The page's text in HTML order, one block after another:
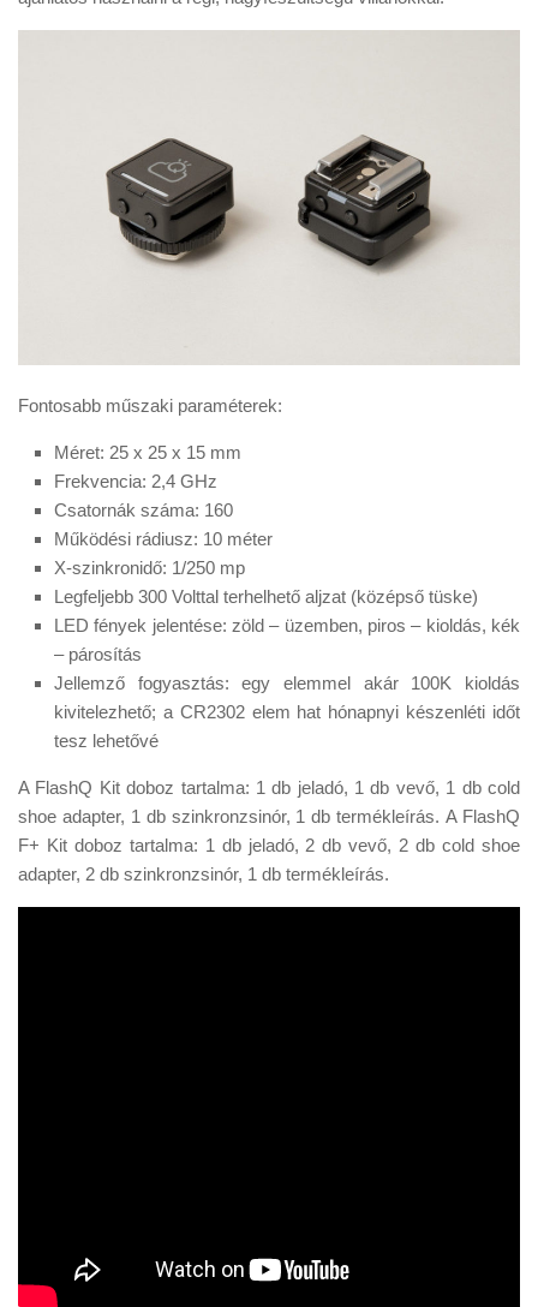
Fontosabb műszaki paraméterek:
Méret: 25 x 25 x 15 mm
Frekvencia: 2,4 GHz
Csatornák száma: 160
Működési rádiusz: 10 méter
X-szinkronidő: 1/250 mp
Legfeljebb 300 Volttal terhelhető aljzat (középső tüske)
LED fények jelentése: zöld – üzemben, piros – kioldás, kék
– párosítás
Jellemző fogyasztás: egy elemmel akár 100K kioldás
kivitelezhető; a CR2302 elem hat hónapnyi készenléti időt
tesz lehetővé
A FlashQ Kit doboz tartalma: 1 db jeladó, 1 db vevő, 1 db cold
shoe adapter, 1 db szinkronzsinór, 1 db termékleírás. A FlashQ
F+ Kit doboz tartalma: 1 db jeladó, 2 db vevő, 2 db cold shoe
adapter, 2 db szinkronzsinór, 1 db termékleírás.